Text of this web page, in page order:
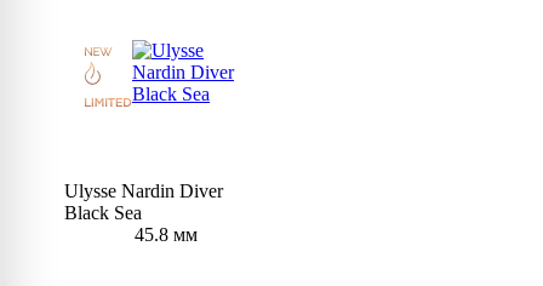
Ulysse Nardin Diver
Black Sea
45.8 мм